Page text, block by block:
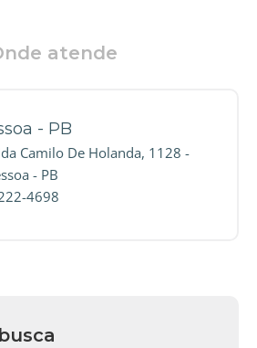
atende
- PB
Camilo De Holanda, 1128 -
- PB
4698